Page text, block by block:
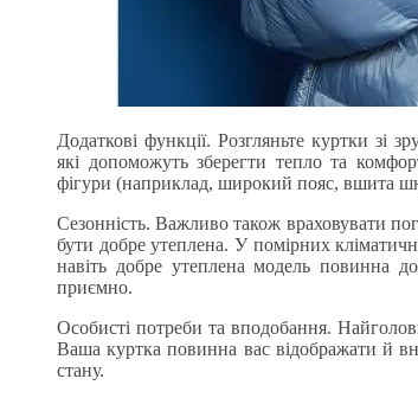
Додаткові функції. Розгляньте куртки
які допоможуть зберегти тепло та
фігури (наприклад, широкий пояс, вшита
Сезонність. Важливо також враховувати
бути добре утеплена. У помірних
навіть добре утеплена модель повинна
приємно.
Особисті потреби та вподобання.
Ваша куртка повинна вас відображати й
стану.